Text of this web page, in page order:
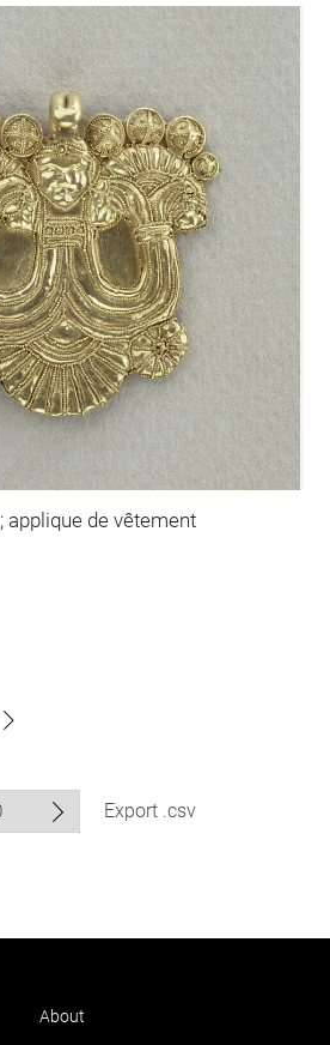
élément de ceinture ; applique de vêtement
Export .csv
About